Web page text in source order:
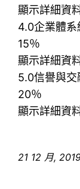
顯示詳細資
4.0企業體
15％
顯示詳細資
5.0信譽與交
20％
顯示詳細資
21 12 月,